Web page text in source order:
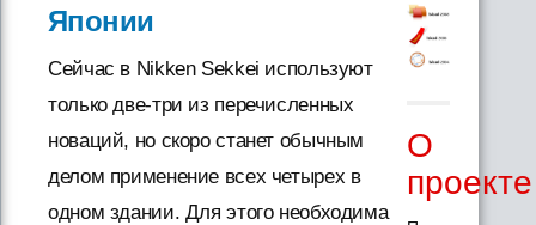
Японии
Сейчас в Nikken Sekkei используют
только две-три из перечисленных
новаций, но скоро станет обычным
делом применение всех четырех в
одном здании. Для этого необходима
О
проекте